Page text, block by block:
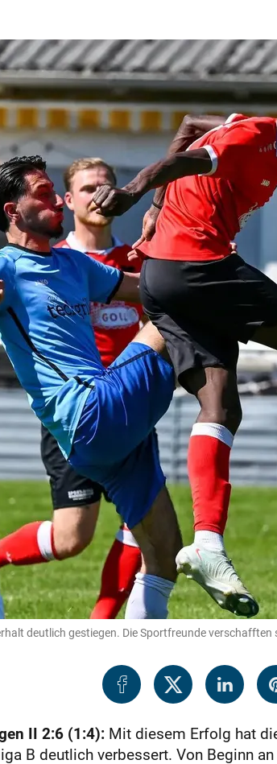
deutlich gestiegen. Die Sportfreunde
II 2:6 (1:4):Mit diesem Erfolg hat
B deutlich verbessert. Von Beginn